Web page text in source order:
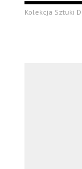
Kolekcja Sztuki